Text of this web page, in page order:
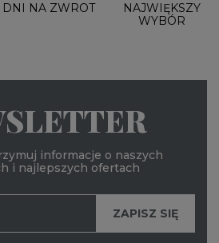
NA ZWROT
NAJWIĘKSZY
WYBÓR
informacje o naszych
i najlepszych ofertach